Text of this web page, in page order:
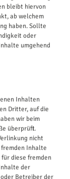
bleibt hiervon
ab welchem
haben. Sollte
oder
umgehend
Inhalten
Dritter, auf die
wir beim
überprüft.
nicht
fremden Inhalte
diese fremden
der
Betreiber der